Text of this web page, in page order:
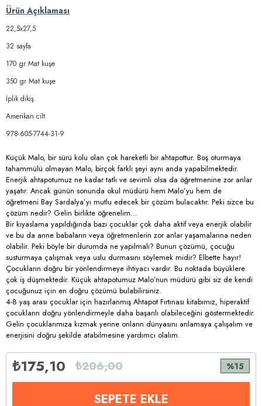
Ürün Açıklaması
22,5x27,5
32 sayfa
170 gr Mat kuşe
350 gr Mat kuşe
İplik dikiş
Amerikan cilt
978-605-7744-31-9
Küçük Malo, bir sürü kolu olan çok hareketli bir ahtapottur. Boş oturmaya
tahammülü olmayan Malo, birçok farklı şeyi aynı anda yapabilmektedir.
Enerjik ahtapotumuz ne kadar tatlı ve sevimli olsa da öğretmenine zor anlar
yaşatır. Ancak günün sonunda okul müdürü hem Malo’yu hem de
öğretmeni Bay Sardalya’yı mutlu edecek bir çözüm bulacaktır. Peki sizce bu
çözüm nedir? Gelin birlikte öğrenelim…
Bir kıyaslama yapıldığında bazı çocuklar çok daha aktif veya enerjik olabilir
ve bu da anne babaların veya öğretmenlerin zor anlar yaşamalarına neden
olabilir. Peki böyle bir durumda ne yapılmalı? Bunun çözümü, çocuğu
susturmaya çalışmak veya uslu durmasını söylemek midir? Elbette hayır!
Çocukların doğru bir yönlendirmeye ihtiyacı vardır. Bu noktada büyüklere
çok iş düşmektedir. Küçük ahtapotumuz Malo’nun müdürü gibi siz de kendi
çocuğunuz için en doğru çözümü bulabilirsiniz.
4-8 yaş arası çocuklar için hazırlanmış Ahtapot Fırtınası kitabımız, hiperaktif
çocukların doğru yönlendirmeyle daha başarılı olabileceğini göstermektedir.
Gelin çocuklarımıza kızmak yerine onların dünyasını anlamaya çalışalım ve
enerjisini doğru şekilde atabilmesine yardımcı olalım.
₺206,00
₺175,10 15